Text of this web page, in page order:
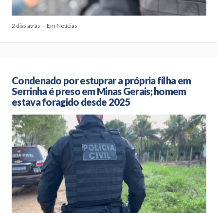
2 dias atrás — Em Notícias
Condenado por estuprar a própria filha em
Serrinha é preso em Minas Gerais; homem
estava foragido desde 2025